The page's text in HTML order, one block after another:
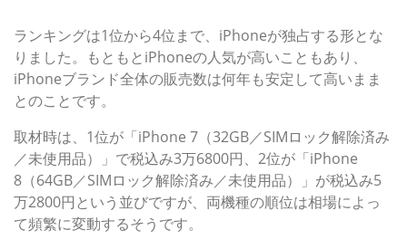
ランキングは1位から4位まで、iPhoneが独占する形とな
りました。もともとiPhoneの人気が高いこともあり、
iPhoneブランド全体の販売数は何年も安定して高いまま
とのことです。
取材時は、1位が「iPhone 7（32GB／SIMロック解除済み
／未使用品）」で税込み3万6800円、2位が「iPhone
8（64GB／SIMロック解除済み／未使用品）」が税込み5
万2800円という並びですが、両機種の順位は相場によっ
て頻繁に変動するそうです。